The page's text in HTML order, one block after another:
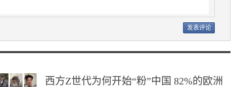
西方Z世代为何开始“粉”中国 82%的欧洲